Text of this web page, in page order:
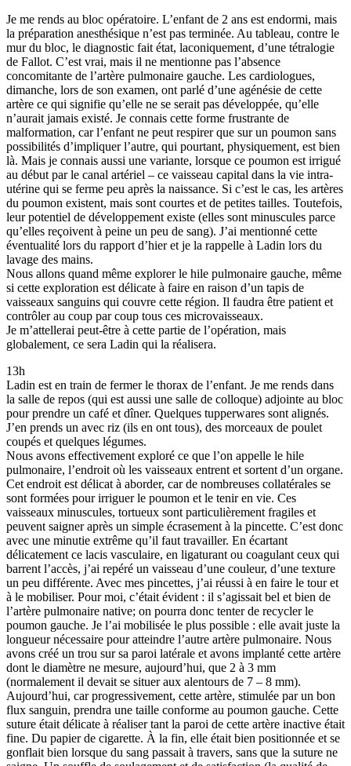
Je me rends au bloc opératoire. L’enfant de 2 ans est endormi, mais
la préparation anesthésique n’est pas terminée. Au tableau, contre le
mur du bloc, le diagnostic fait état, laconiquement, d’une tétralogie
de Fallot. C’est vrai, mais il ne mentionne pas l’absence
concomitante de l’artère pulmonaire gauche. Les cardiologues,
dimanche, lors de son examen, ont parlé d’une agénésie de cette
artère ce qui signifie qu’elle ne se serait pas développée, qu’elle
n’aurait jamais existé. Je connais cette forme frustrante de
malformation, car l’enfant ne peut respirer que sur un poumon sans
possibilités d’impliquer l’autre, qui pourtant, physiquement, est bien
là. Mais je connais aussi une variante, lorsque ce poumon est irrigué
au début par le canal artériel – ce vaisseau capital dans la vie intra-
utérine qui se ferme peu après la naissance. Si c’est le cas, les artères
du poumon existent, mais sont courtes et de petites tailles. Toutefois,
leur potentiel de développement existe (elles sont minuscules parce
qu’elles reçoivent à peine un peu de sang). J’ai mentionné cette
éventualité lors du rapport d’hier et je la rappelle à Ladin lors du
lavage des mains.
Nous allons quand même explorer le hile pulmonaire gauche, même
si cette exploration est délicate à faire en raison d’un tapis de
vaisseaux sanguins qui couvre cette région. Il faudra être patient et
contrôler au coup par coup tous ces microvaisseaux.
Je m’attellerai peut-être à cette partie de l’opération, mais
globalement, ce sera Ladin qui la réalisera.
13h
Ladin est en train de fermer le thorax de l’enfant. Je me rends dans
la salle de repos (qui est aussi une salle de colloque) adjointe au bloc
pour prendre un café et dîner. Quelques tupperwares sont alignés.
J’en prends un avec riz (ils en ont tous), des morceaux de poulet
coupés et quelques légumes.
Nous avons effectivement exploré ce que l’on appelle le hile
pulmonaire, l’endroit où les vaisseaux entrent et sortent d’un organe.
Cet endroit est délicat à aborder, car de nombreuses collatérales se
sont formées pour irriguer le poumon et le tenir en vie. Ces
vaisseaux minuscules, tortueux sont particulièrement fragiles et
peuvent saigner après un simple écrasement à la pincette. C’est donc
avec une minutie extrême qu’il faut travailler. En écartant
délicatement ce lacis vasculaire, en ligaturant ou coagulant ceux qui
barrent l’accès, j’ai repéré un vaisseau d’une couleur, d’une texture
un peu différente. Avec mes pincettes, j’ai réussi à en faire le tour et
à le mobiliser. Pour moi, c’était évident : il s’agissait bel et bien de
l’artère pulmonaire native; on pourra donc tenter de recycler le
poumon gauche. Je l’ai mobilisée le plus possible : elle avait juste la
longueur nécessaire pour atteindre l’autre artère pulmonaire. Nous
avons créé un trou sur sa paroi latérale et avons implanté cette artère
dont le diamètre ne mesure, aujourd’hui, que 2 à 3 mm
(normalement il devait se situer aux alentours de 7 – 8 mm).
Aujourd’hui, car progressivement, cette artère, stimulée par un bon
flux sanguin, prendra une taille conforme au poumon gauche. Cette
suture était délicate à réaliser tant la paroi de cette artère inactive était
fine. Du papier de cigarette. À la fin, elle était bien positionnée et se
gonflait bien lorsque du sang passait à travers, sans que la suture ne